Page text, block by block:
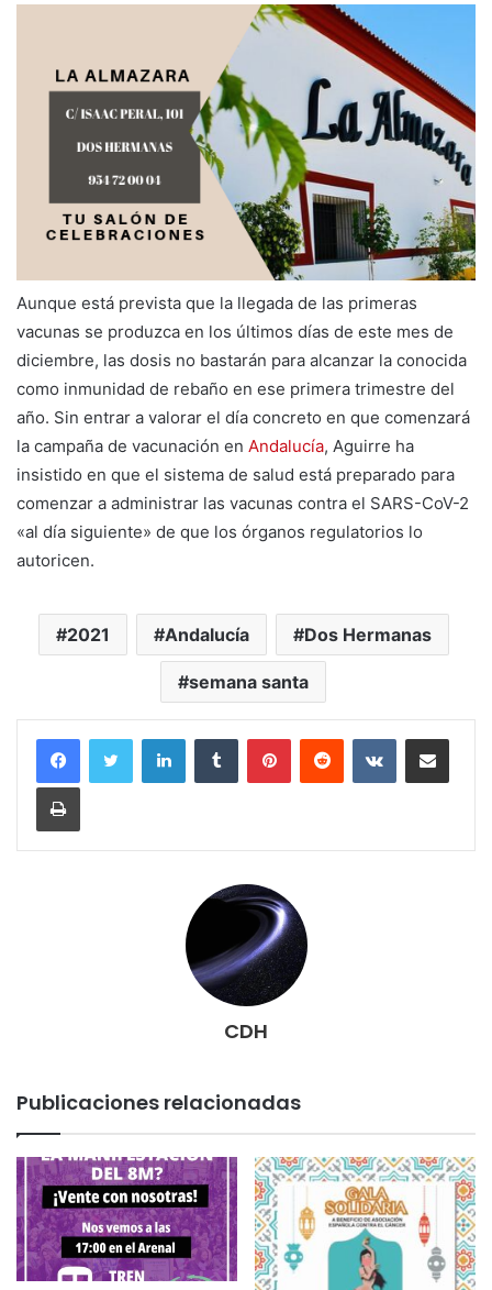
Aunque está prevista que la llegada de las primeras
vacunas se produzca en los últimos días de este mes de
diciembre, las dosis no bastarán para alcanzar la conocida
como inmunidad de rebaño en ese primera trimestre del
año. Sin entrar a valorar el día concreto en que comenzará
la campaña de vacunación en Andalucía, Aguirre ha
insistido en que el sistema de salud está preparado para
comenzar a administrar las vacunas contra el SARS-CoV-2
«al día siguiente» de que los órganos regulatorios lo
autoricen.
2021 Andalucía Dos Hermanas
semana santa
LinkedInTumblr PinterestReddit VKontakteCompartir por
Imprimir
CDH
Publicaciones relacionadas